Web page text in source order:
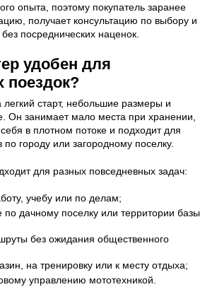
опыта, поэтому покупатель заранее
получает консультацию по выбору и
посреднических наценок.
удобен для
поездок?
старт, небольшие размеры и
Он занимает мало места при хранении,
в плотном потоке и подходит для
по городу или загородному поселку.
для разных повседневных задач:
учебу или по делам;
дачному поселку или территории базы
без ожидания общественного
на тренировку или к месту отдыха;
управлению мототехникой.